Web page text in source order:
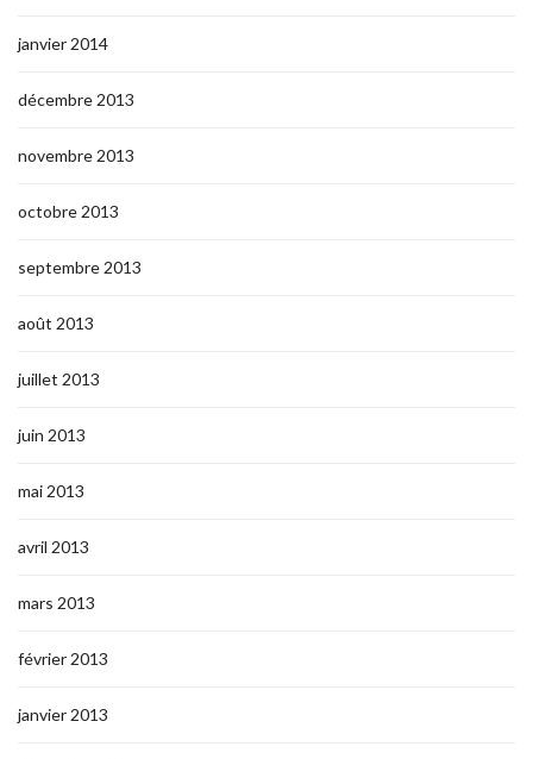
janvier 2014
décembre 2013
novembre 2013
octobre 2013
septembre 2013
août 2013
juillet 2013
juin 2013
mai 2013
avril 2013
mars 2013
février 2013
janvier 2013